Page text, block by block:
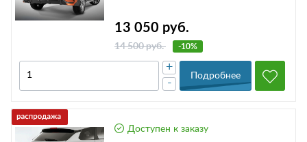
13 050 руб.
14 500 руб. -10%
-
+
Подробнее
Доступен к заказу